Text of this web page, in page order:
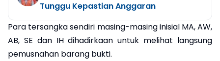
Tunggu Kepastian Anggaran
Para tersangka sendiri masing-masing inisial MA, AW,
AB, SE dan IH dihadirkaan untuk melihat langsung
pemusnahan barang bukti.